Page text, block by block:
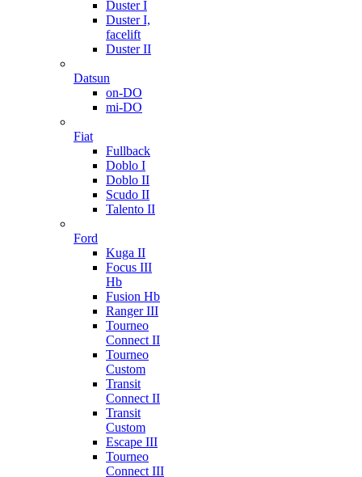
Duster I
Duster I,
facelift
Duster II
Datsun
on-DO
mi-DO
Fiat
Fullback
Doblo I
Doblo II
Scudo II
Talento II
Ford
Kuga II
Focus III
Hb
Fusion Hb
Ranger III
Tourneo
Connect II
Tourneo
Custom
Transit
Connect II
Transit
Custom
Escape III
Tourneo
Connect III